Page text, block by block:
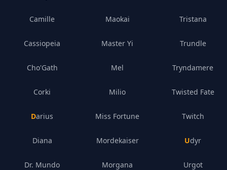
Camille
Cassiopeia
Cho'Gath
Corki
Darius
Diana
Dr. Mundo
Maokai
Master Yi
Mel
Milio
Miss Fortune
Mordekaiser
Morgana
Tristana
Trundle
Tryndamere
Twisted Fate
Twitch
Udyr
Urgot